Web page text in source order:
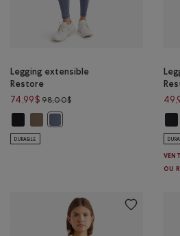
Legging extensible
Restore
74,99$ 98,00$Prix réduit de 98,00$ à
DURABLE
OU